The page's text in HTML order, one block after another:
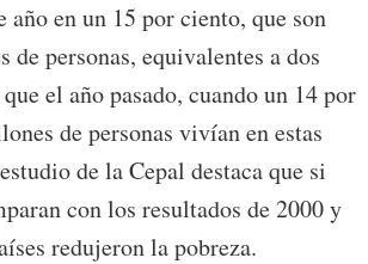
año en un 15 por ciento, que son
de personas, equivalentes a dos
el año pasado, cuando un 14 por
de personas vivían en estas
de la Cepal destaca que si
con los resultados de 2000 y
redujeron la pobreza.